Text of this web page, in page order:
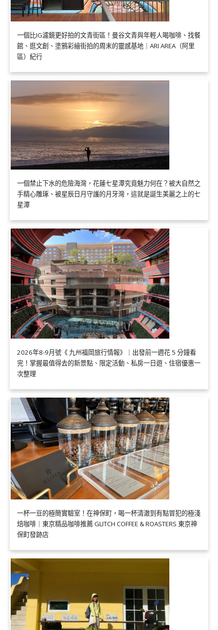
一個比IG濾鏡更好拍的文青街區！曼谷文青與年輕人喝咖啡、找餐
館、逛文創、塗鴉彩繪街拍的周末的靈感基地｜ARI AREA（阿里
區）紀行
一個禁止下水的危險海灣，花蓮七星潭究竟魅力何在？被大自然之
手精心雕琢、被星辰日月守護的月牙灣，這就是誕生美麗之上的七
星潭
2026年8-9月號《 九州福岡旅行情報》｜出發前一週花 5 分鐘看
完！掌握最值得去的新景點、限定活動、私房一日遊、住宿優惠一
次整理
一杯一豆的極簡實驗室！在神保町，喝一杯清澈到有點冒犯的極淺
焙咖啡｜東京精品咖啡推薦 GLITCH COFFEE & ROASTERS 東京神
保町發跡店